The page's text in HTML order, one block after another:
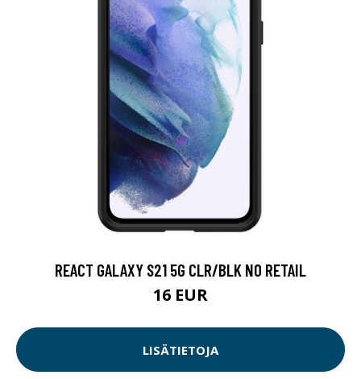
REACT GALAXY S21 5G CLR/BLK NO RETAIL
16 EUR
LISÄTIETOJA